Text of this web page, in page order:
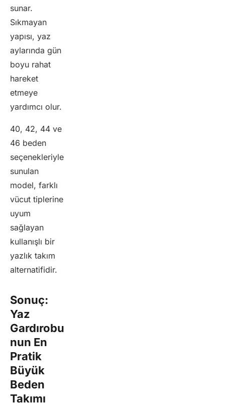
sunar.
Sıkmayan
yapısı, yaz
aylarında gün
boyu rahat
hareket
etmeye
yardımcı olur.
40, 42, 44 ve
46 beden
seçenekleriyle
sunulan
model, farklı
vücut tiplerine
uyum
sağlayan
kullanışlı bir
yazlık takım
alternatifidir.
Sonuç:
Yaz
Gardırobu
nun En
Pratik
Büyük
Beden
Takımı